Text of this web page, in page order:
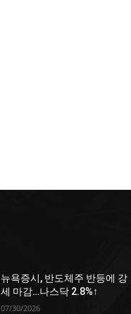
뉴욕증시, 반도체주 반등에 강
세 마감…나스닥 2.8%↑
07/30/2026